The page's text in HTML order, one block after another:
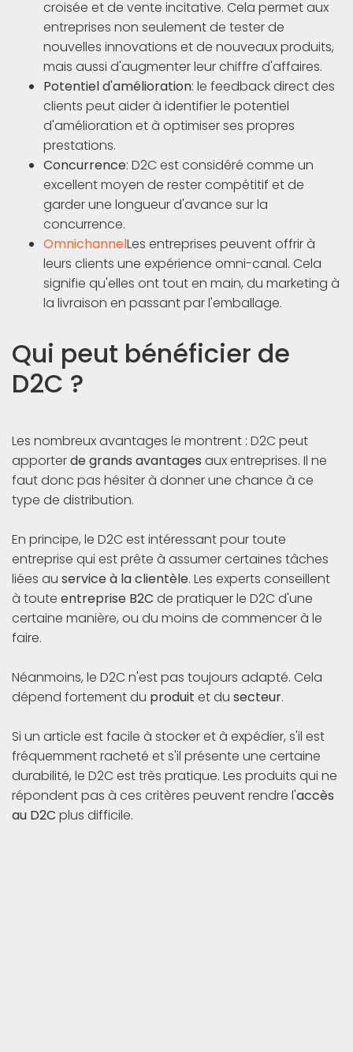
croisée et de vente incitative. Cela permet aux
entreprises non seulement de tester de
nouvelles innovations et de nouveaux produits,
mais aussi d'augmenter leur chiffre d'affaires.
Potentiel d'amélioration: le feedback direct des
clients peut aider à identifier le potentiel
d'amélioration et à optimiser ses propres
prestations.
Concurrence: D2C est considéré comme un
excellent moyen de rester compétitif et de
garder une longueur d'avance sur la
concurrence.
OmnichannelLes entreprises peuvent offrir à
leurs clients une expérience omni-canal. Cela
signifie qu'elles ont tout en main, du marketing à
la livraison en passant par l'emballage.
Qui peut bénéficier de
D2C ?
Les nombreux avantages le montrent : D2C peut
apporterde grands avantages aux entreprises. Il ne
faut donc pas hésiter à donner une chance à ce
type de distribution.
En principe, le D2C est intéressant pour toute
entreprise qui est prête à assumer certaines tâches
liées au service à la clientèle. Les experts conseillent
à toute entreprise B2C de pratiquer le D2C d'une
certaine manière, ou du moins de commencer à le
faire.
Néanmoins, le D2C n'est pas toujours adapté. Cela
dépend fortement du produit et du secteur.
Si un article est facile à stocker et à expédier, s'il est
fréquemment racheté et s'il présente une certaine
durabilité, le D2C est très pratique. Les produits qui ne
répondent pas à ces critères peuvent rendre l'accès
au D2C plus difficile.